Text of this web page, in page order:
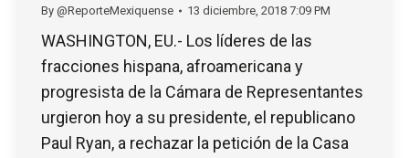
By @ReporteMexiquense 13 diciembre, 2018 7:09 PM
WASHINGTON, EU.- Los líderes de las
fracciones hispana, afroamericana y
progresista de la Cámara de Representantes
urgieron hoy a su presidente, el republicano
Paul Ryan, a rechazar la petición de la Casa